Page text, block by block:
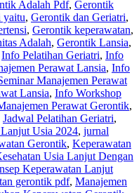
Adalah Pdf, Gerontik
yaitu, Gerontik dan Geriatri,
, Gerontik keperawatan,
Adalah, Gerontik Lansia,
Info Pelatihan Geriatri, Info
Perawat Lansia, Info
Manajemen Perawat
Lansia, Info Workshop
Perawat Gerontik,
Jadwal Pelatihan Geriatri,
Usia 2024, jurnal
Gerontik, Keperawatan
Usia Lanjut Dengan
Keperawatan Lanjut
gerontik pdf, Manajemen